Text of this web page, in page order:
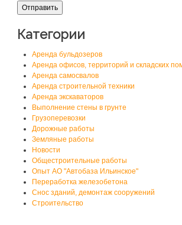
Категории
Аренда бульдозеров
Аренда офисов, территорий и складских
Аренда самосвалов
Аренда строительной техники
Аренда экскаваторов
Выполнение стены в грунте
Грузоперевозки
Дорожные работы
Земляные работы
Новости
Общестроительные работы
Опыт АО "Автобаза Ильинское"
Переработка железобетона
Снос зданий, демонтаж сооружений
Строительство